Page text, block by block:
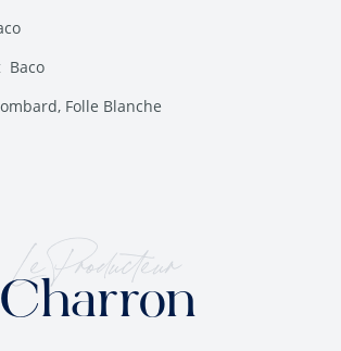
Baco
Folle Blanche
Le Producteur
Charron